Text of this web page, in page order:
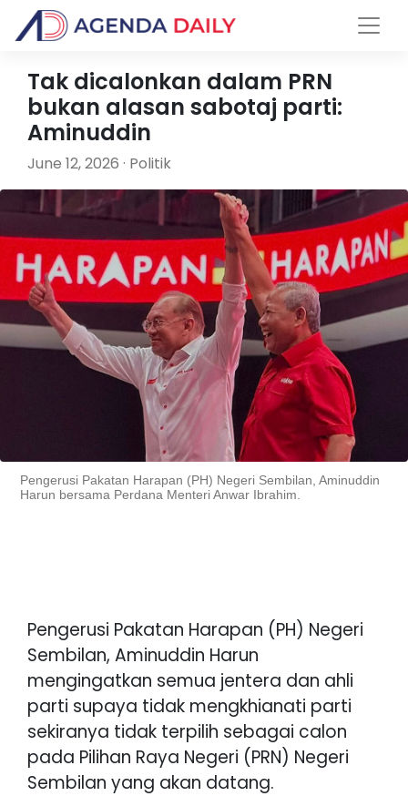
Tak dicalonkan dalam PRN
bukan alasan sabotaj parti:
Aminuddin
June 12, 2026 · Politik
Pengerusi Pakatan Harapan (PH) Negeri Sembilan, Aminuddin
Harun bersama Perdana Menteri Anwar Ibrahim.
Pengerusi Pakatan Harapan (PH) Negeri
Sembilan, Aminuddin Harun
mengingatkan semua jentera dan ahli
parti supaya tidak mengkhianati parti
sekiranya tidak terpilih sebagai calon
pada Pilihan Raya Negeri (PRN) Negeri
Sembilan yang akan datang.